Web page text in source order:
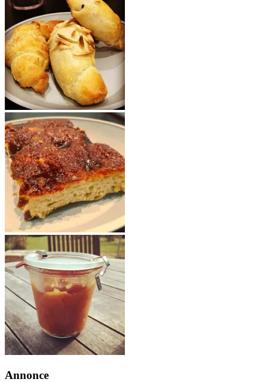
Annonce